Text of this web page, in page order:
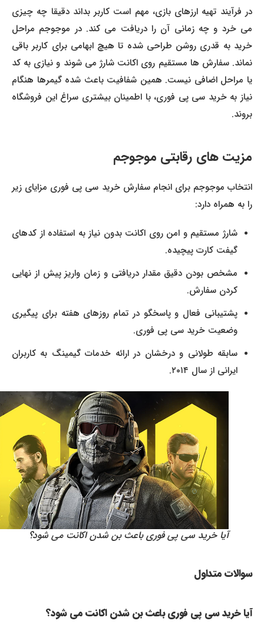
در فرآیند تهیه ارزهای بازی، مهم است کاربر بداند دقیقا چه چیزی
می خرد و چه زمانی آن را دریافت می کند. در موجوجم مراحل
خرید به قدری روشن طراحی شده تا هیچ ابهامی برای کاربر باقی
نماند. سفارش ها مستقیم روی اکانت شارژ می شوند و نیازی به کد
یا مراحل اضافی نیست. همین شفافیت باعث شده گیمرها هنگام
نیاز به خرید سی پی فوری، با اطمینان بیشتری سراغ این فروشگاه
بروند.
مزیت های رقابتی موجوجم
انتخاب موجوجم برای انجام سفارش خرید سی پی فوری مزایای زیر
را به همراه دارد:
شارژ مستقیم و امن روی اکانت بدون نیاز به استفاده از کدهای
گیفت کارت پیچیده.
مشخص بودن دقیق مقدار دریافتی و زمان واریز پیش از نهایی
کردن سفارش.
پشتیبانی فعال و پاسخگو در تمام روزهای هفته برای پیگیری
وضعیت خرید سی پی فوری.
سابقه طولانی و درخشان در ارائه خدمات گیمینگ به کاربران
ایرانی از سال ۲۰۱۴.
آیا خرید سی پی فوری باعث بن شدن اکانت می شود؟
سوالات متداول
آیا خرید سی پی فوری باعث بن شدن اکانت می شود؟